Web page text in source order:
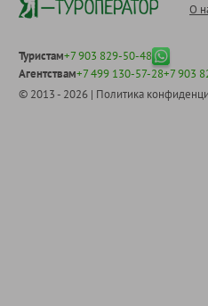
О
Туристам+7 903 829-50-48
Агентствам+7 499 130-57-28+7 903
© 2013 - 2026 | Политика